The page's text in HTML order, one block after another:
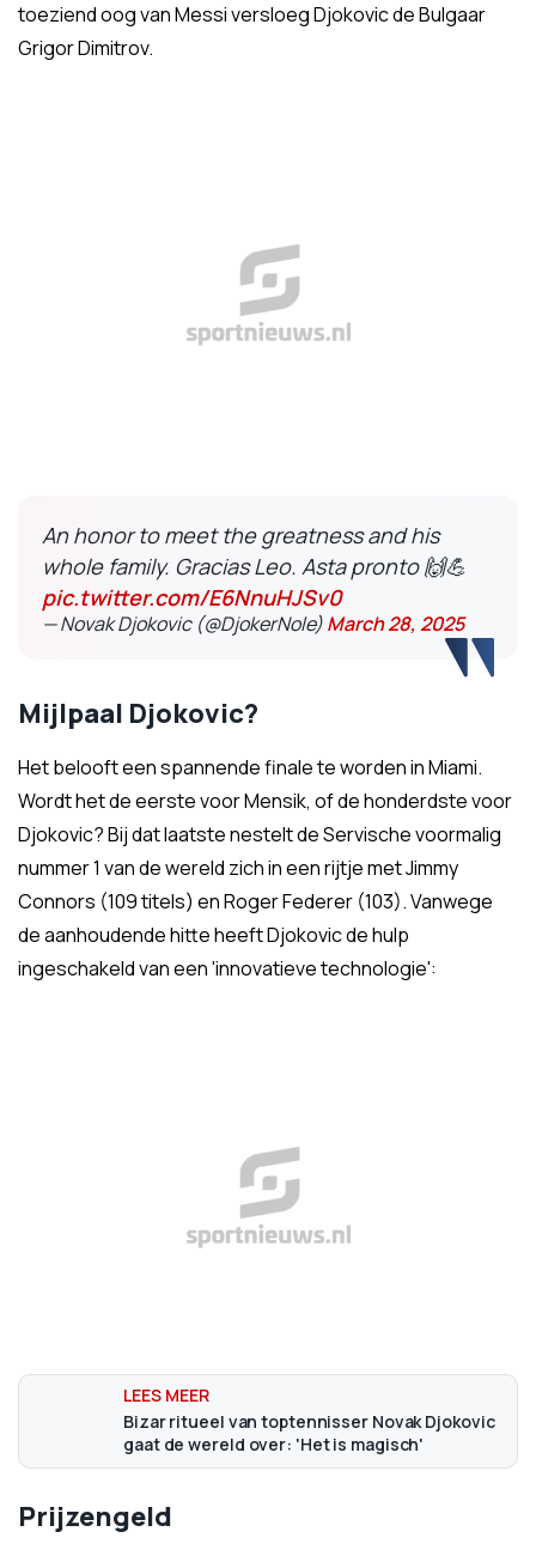
toeziend oog van Messi versloeg Djokovic de Bulgaar
Grigor Dimitrov.
An honor to meet the greatness and his
whole family. Gracias Leo. Asta pronto 🙌💪
pic.twitter.com/E6NnuHJSv0
— Novak Djokovic (@DjokerNole)March 28, 2025
Mijlpaal Djokovic?
Het belooft een spannende finale te worden in Miami.
Wordt het de eerste voor Mensik, of de honderdste voor
Djokovic? Bij dat laatste nestelt de Servische voormalig
nummer 1 van de wereld zich in een rijtje met Jimmy
Connors (109 titels) en Roger Federer (103). Vanwege
de aanhoudende hitte heeft Djokovic de hulp
ingeschakeld van een 'innovatieve technologie':
Bizar ritueel van toptennisser Novak Djokovic
gaat de wereld over: 'Het is magisch'
Prijzengeld